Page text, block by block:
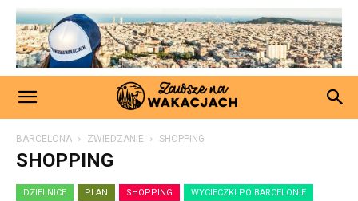
BARCELONA ZWIEDZANIE SHOPPING
SHOPPING
DZIELNICE PLAN SHOPPING WYCIECZKI PO BARCELONIE